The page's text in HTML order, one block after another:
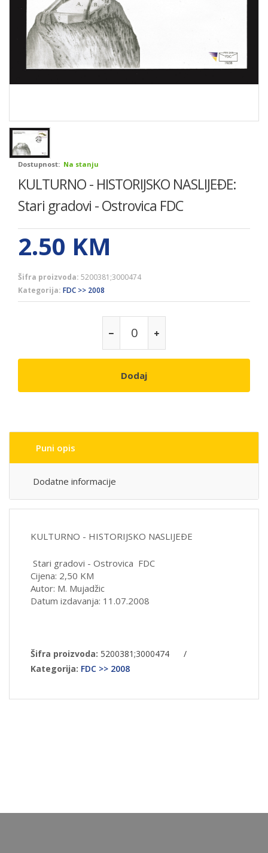
Dostupnost: Na stanju
KULTURNO - HISTORIJSKO NASLIJEÐE:
Stari gradovi - Ostrovica FDC
2.50 KM
Šifra proizvoda: 5200381;3000474
Kategorija: FDC >> 2008
Dodaj
Puni opis
Dodatne informacije
KULTURNO - HISTORIJSKO NASLIJEÐE
Stari gradovi - Ostrovica FDC
Cijena: 2,50 KM
Autor: M. Mujadžic
Datum izdavanja: 11.07.2008
Šifra proizvoda: 5200381;3000474
/
Kategorija: FDC >> 2008